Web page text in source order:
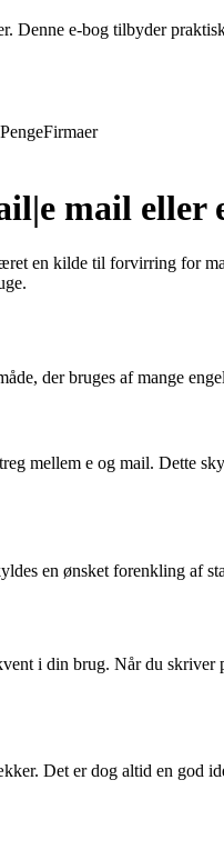
Denne e-bog tilbyder
PengeFirmaer
mail
en kilde til forvirring for
der bruges af mange
mellem e og mail. Dette
en ønsket forenkling af
i din brug. Når du
Det er dog altid en god